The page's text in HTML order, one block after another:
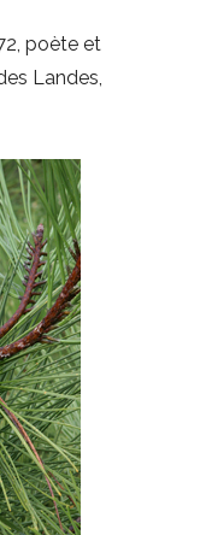
poète et
Landes,